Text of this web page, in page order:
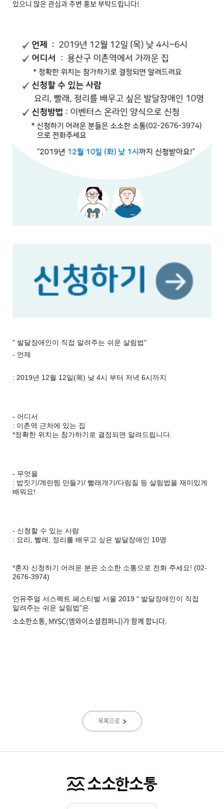
있으니 많은 관심과 주변 홍보 부탁드립니다!
" 발달장애인이 직접 알려주는 쉬운 살림법"
- 언제
: 2019년 12월 12일(목) 낮 4시 부터 저녁 6시까지
- 어디서
: 이촌역 근처에 있는 집
*정확한 위치는 참가하기로 결정되면 알려드립니다.
- 무엇을
: 밥짓기/계란찜 만들기/ 빨래개기/다림질 등 살림법을 재미있게
배워요!
- 신청할 수 있는 사람
: 요리, 빨래, 정리를 배우고 싶은 발달장애인 10명
*혼자 신청하기 어려운 분은 소소한 소통으로 전화 주세요! (02-
2676-3974)
언유주얼 서스펙트 페스티벌 서울 2019 " 발달장애인이 직접
알려주는 쉬운 살림법"은
소소한소통, MYSC(엠와이소셜컴퍼니)가 함께 합니다.
목록으로